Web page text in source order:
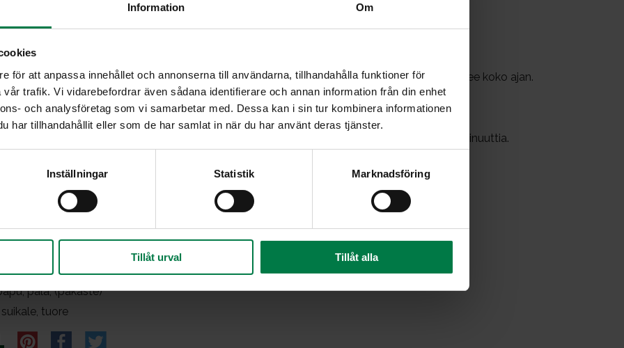
Information Om
för att anpassa innehållet och annonserna till användarna, tillhandahålla funktioner för
trafik. Vi vidarebefordrar även sådana identifierare och annan information från din enhet
och analysföretag som vi samarbetar med. Dessa kan i sin tur kombinera informationen
har tillhandahållit eller som de har samlat in när du har använt deras tjänster.
Inställningar Statistik Marknadsföring
Tillåt urval Tillåt alla
jauhe
rouhe
murska, tuore
juokseva
suikale, pakaste
keltainen, suikale, tuore
oranssi, suikale, tuore
pala, (pakaste)
tuore
Lisää kiehuva vesi pienissä erissä, niin että risottopata porisee koko ajan.
Lisää suola ja hunaja.
Lisää kasvikset ja kypsennä 15 minuuttia.
Katkaise lämmönlähde ja anna muhia kannen alla 10 – 15 minuuttia.